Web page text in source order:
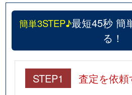
簡単3STEP♪最短45秒 簡
る！
STEP1 査定を依頼